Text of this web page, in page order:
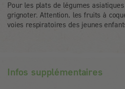
Pour les plats de légumes
grignoter. Attention, les fruits à
voies respiratoires des jeunes
Infos supplémentaires